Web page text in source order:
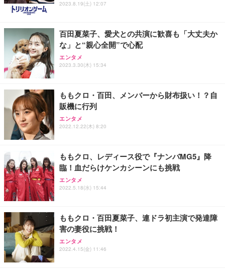
能 人間工学 椅子 腰サポート 90度跳ね上げ式アーム
務用 おしゃれ パソコンチェア (ホワイト)
ANDWINT オフィスチェア デスクチェア 肘なし メ
ッシュ 通気性 ランバーサポート付き 腰サポート ガ
ス圧無段階昇降 360度回転 キャスター付き コンパク
ort/VGA スピーカー内蔵 高さ調整 スイベル VESA対
【MiniLED/24.5inch/280Hz/FHD】GRAPHT THE S
HOOTER Gaming Monitor 24” Essential ゲーミン
グモニター QD 24.5インチ 1ms FHD 量子ドット 残
超厚型 お徳用 ワイド 100枚入 (x 1) (ケース販売)
アイリスオーヤマ ペットシーツ 超厚型 お徳用 レギ
ュラー 200枚入【Amazon.co.jp限定】
2023.8.19(土) 12:07
百田夏菜子、愛犬との共演に歓喜も「大丈夫か
な」と“親心全開”で心配
エンタメ
2023.3.30(木) 15:34
ももクロ・百田、メンバーから財布扱い！？自
販機に行列
エンタメ
2022.12.22(木) 8:20
ももクロ、レディース役で『ナンバMG5』降
臨！血だらけケンカシーンにも挑戦
エンタメ
2022.5.18(水) 15:44
ももクロ・百田夏菜子、連ドラ初主演で発達障
害の妻役に挑戦！
エンタメ
2022.4.15(金) 11:46